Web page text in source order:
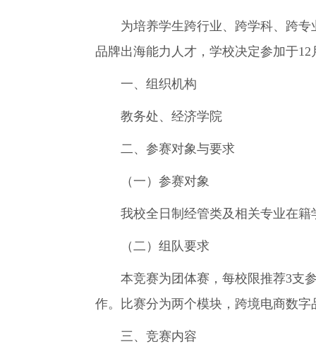
为培养学生跨行业、跨学科、跨专
品牌出海能力人才，学校决定参加于
一、组织机构
教务处、经济学院
二、参赛对象与要求
（一）参赛对象
我校全日制经管类及相关专业在籍
（二）组队要求
本竞赛为团体赛，每校限推荐3支参
作。比赛分为两个模块，跨境电商数
三、竞赛内容